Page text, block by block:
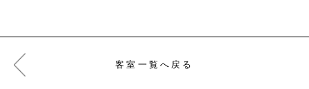
客室一覧へ戻る